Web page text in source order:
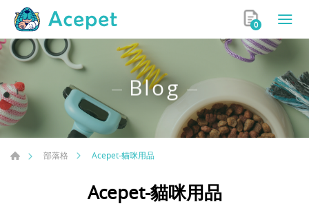
0
Blog
部落格 Acepet-貓咪用品
Acepet-貓咪用品